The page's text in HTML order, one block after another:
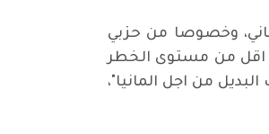
وخصوصا من حزبي
اقل من مستوى الخطر
من اجل المانيا"،